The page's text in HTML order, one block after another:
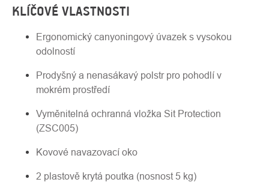
KLÍČOVÉ VLASTNOSTI
Ergonomický canyoningový úvazek s vysokou
odolností
Prodyšný a nenasákavý polstr pro pohodlí v
mokrém prostředí
Vyměnitelná ochranná vložka Sit Protection
(ZSC005)
Kovové navazovací oko
2 plastově krytá poutka (nosnost 5 kg)